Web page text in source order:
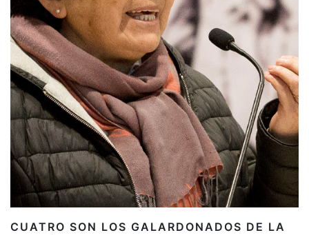
CUATRO SON LOS GALARDONADOS DE LA